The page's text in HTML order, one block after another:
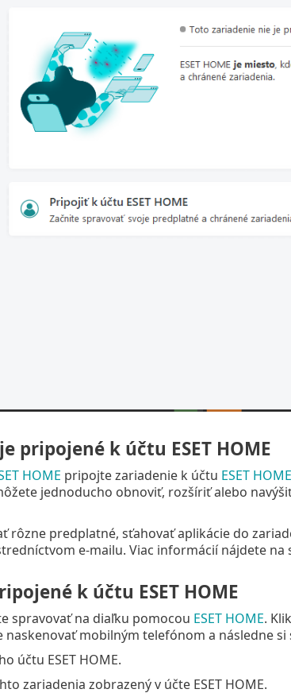
pripojené k účtu ESET HOME
HOME pripojte zariadenie k účtu ESET HOME
jednoducho obnoviť, rozšíriť alebo
rôzne predplatné, sťahovať aplikácie do
e-mailu. Viac informácií nájdete na
k účtu ESET HOME
spravovať na diaľku pomocou ESET HOME.
mobilným telefónom a následne si
účtu ESET HOME.
zariadenia zobrazený v účte ESET HOME.